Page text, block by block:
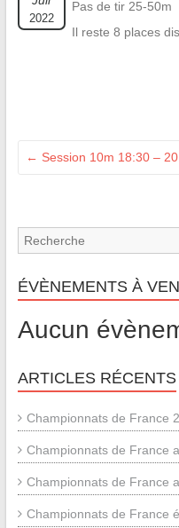
2022
Pas de tir 25-50m
Il reste 8 places
← Session 10m 18:30 –
ÉVÈNEMENTS À
Aucun
ARTICLES RÉCENTS
Championnats de France
Championnats de France
Championnats de France
Championnats de France